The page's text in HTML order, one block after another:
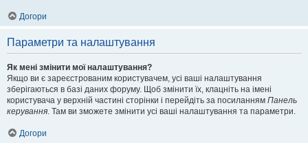
Догори
Параметри та налаштування
Як мені змінити мої налаштування?
Якщо ви є зареєстрованим користувачем, усі ваші налаштування
зберігаються в базі даних форуму. Щоб змінити їх, клацніть на імені
користувача у верхній частині сторінки і перейдіть за посиланням Панель
керування. Там ви зможете змінити усі ваші налаштування та параметри.
Догори